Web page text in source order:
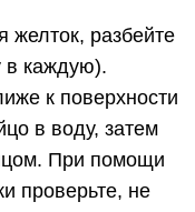
желток, разбейте
в каждую).
к поверхности
в воду, затем
При помощи
проверьте, не